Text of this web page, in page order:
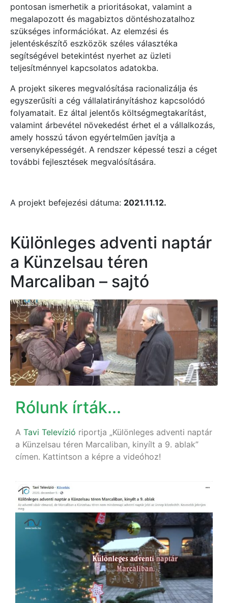
pontosan ismerhetik a prioritásokat, valamint a
megalapozott és magabiztos döntéshozatalhoz
szükséges információkat. Az elemzési és
jelentéskészítő eszközök széles választéka
segítségével betekintést nyerhet az üzleti
teljesítménnyel kapcsolatos adatokba.
A projekt sikeres megvalósítása racionalizálja és
egyszerűsíti a cég vállalatirányításhoz kapcsolódó
folyamatait. Ez által jelentős költségmegtakarítást,
valamint árbevétel növekedést érhet el a vállalkozás,
amely hosszú távon egyértelműen javítja a
versenyképességét. A rendszer képessé teszi a céget
további fejlesztések megvalósítására.
A projekt befejezési dátuma: 2021.11.12.
Különleges adventi naptár
a Künzelsau téren
Marcaliban – sajtó
Rólunk írták...
A Tavi Televízió riportja „Különleges adventi naptár
a Künzelsau téren Marcaliban, kinyílt a 9. ablak”
címen. Kattintson a képre a videóhoz!